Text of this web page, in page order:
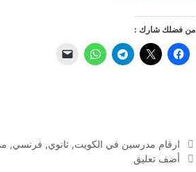
من فضلك شارك :
التصنيفات
ارقام مدرسين في الكويت, ثانوي, فرنسي,
أضف تعليق